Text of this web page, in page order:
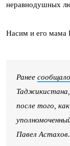
неравнодушных
Насим и его мама
Ранее
после того,
Павел Астахов.